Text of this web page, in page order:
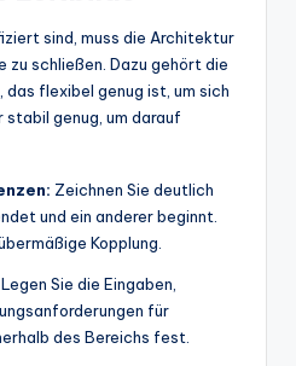
sind, muss die Architektur
zu schließen. Dazu gehört die
flexibel genug ist, um sich
genug, um darauf
Zeichnen Sie deutlich
und ein anderer beginnt.
Kopplung.
Legen Sie die Eingaben,
für
des Bereichs fest.